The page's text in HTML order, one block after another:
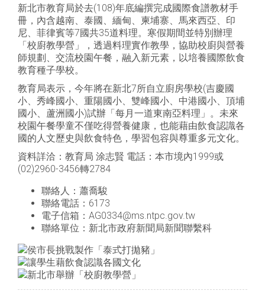
新北市教育局於去(108)年底編撰完成國際食譜教材手
冊，內含越南、泰國、緬甸、柬埔寨、馬來西亞、印
尼、菲律賓等7國共35道料理。寒假期間並特別辦理
「校廚教學營」，透過料理實作教學，協助校廚與營養
師規劃、交流校園午餐，融入新元素，以培養國際飲食
教育種子學校。
教育局表示，今年將在新北7所自立廚房學校(吉慶國
小、秀峰國小、重陽國小、雙峰國小、中港國小、頂埔
國小、蘆洲國小)試辦「每月一道東南亞料理」。未來
校園午餐學童不僅吃得營養健康，也能藉由飲食認識各
國的人文歷史與飲食特色，學習包容與尊重多元文化。
資料詳洽：教育局 涂志賢 電話：本市境內1999或
(02)2960-3456轉2784
聯絡人：蕭喬駿
聯絡電話：6173
電子信箱：AG0334@ms.ntpc.gov.tw
聯絡單位：新北市政府新聞局新聞聯繫科